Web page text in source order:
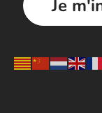
Je